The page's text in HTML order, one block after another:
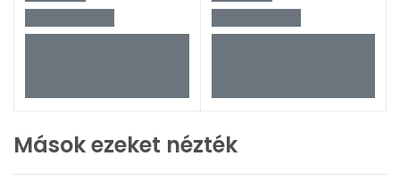
Mások ezeket nézték